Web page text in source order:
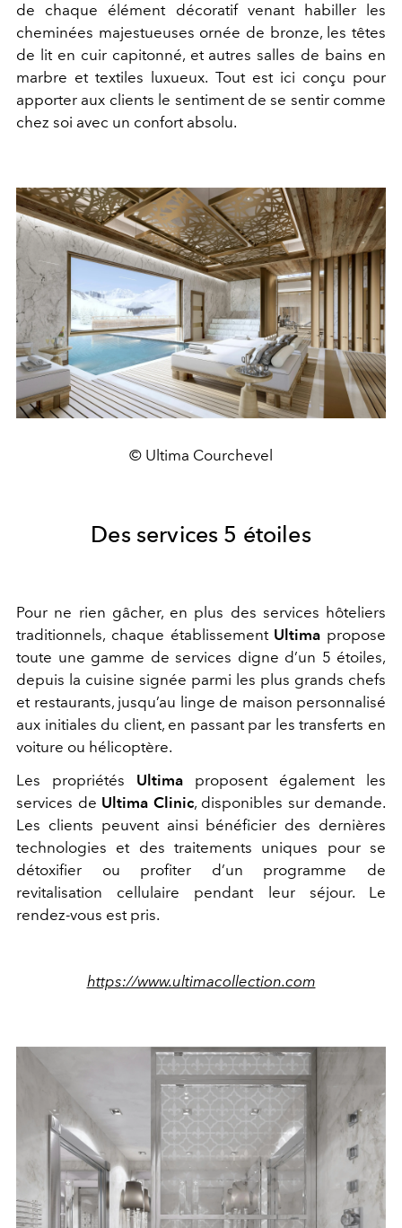
de chaque élément décoratif venant habiller les
cheminées majestueuses ornée de bronze, les têtes
de lit en cuir capitonné, et autres salles de bains en
marbre et textiles luxueux. Tout est ici conçu pour
apporter aux clients le sentiment de se sentir comme
chez soi avec un confort absolu.
© Ultima Courchevel
Des services 5 étoiles
Pour ne rien gâcher, en plus des services hôteliers
traditionnels, chaque établissement Ultima propose
toute une gamme de services digne d’un 5 étoiles,
depuis la cuisine signée parmi les plus grands chefs
et restaurants, jusqu’au linge de maison personnalisé
aux initiales du client, en passant par les transferts en
voiture ou hélicoptère.
Les propriétés Ultima proposent également les
services de Ultima Clinic, disponibles sur demande.
Les clients peuvent ainsi bénéficier des dernières
technologies et des traitements uniques pour se
détoxifier ou profiter d’un programme de
revitalisation cellulaire pendant leur séjour. Le
rendez-vous est pris.
https://www.ultimacollection.com